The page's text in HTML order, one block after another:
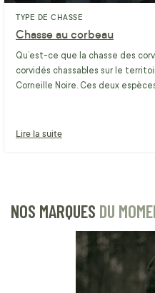
TYPE DE CHASSE
Chasse au corbeau
Qu’est-ce que la chasse des
corvidés chassables sur le
Corneille Noire. Ces deux
Lire la suite
NOS MARQUES DU